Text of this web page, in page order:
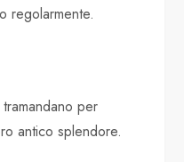
regolarmente.
per
antico splendore.